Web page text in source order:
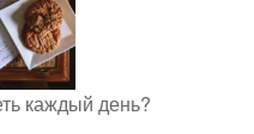
каждый день?